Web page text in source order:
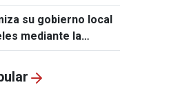
de prosperidad
su gobierno local
mediante la
digital